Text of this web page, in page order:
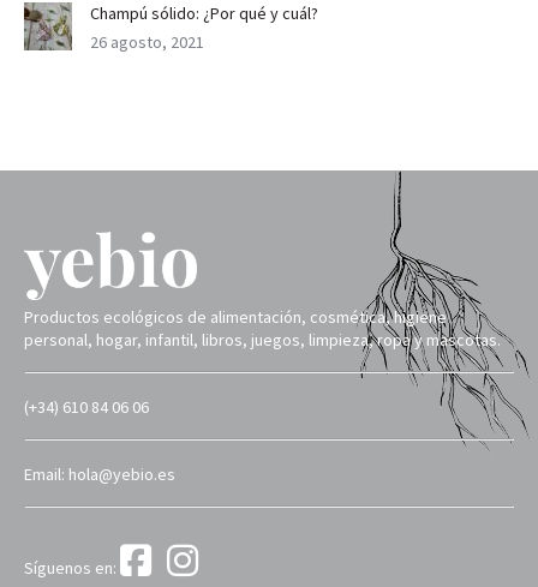
Champú sólido: ¿Por qué y cuál?
26 agosto, 2021
Productos ecológicos de alimentación, cosmética, higiene
personal, hogar, infantil, libros, juegos, limpieza, ropa y mascotas.
(+34) 610 84 06 06
Email: hola@yebio.es
Síguenos en: